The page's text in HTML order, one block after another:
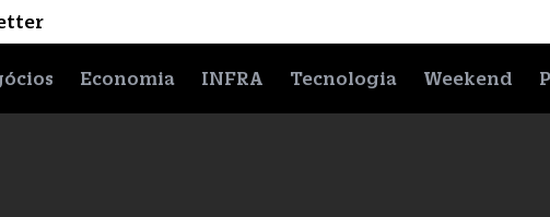
Economia INFRA Tecnologia Weekend